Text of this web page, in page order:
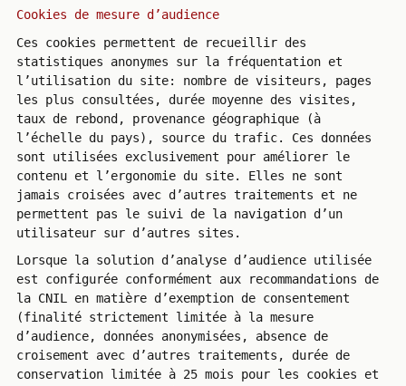
Cookies de mesure d’audience
Ces cookies permettent de recueillir des
statistiques anonymes sur la fréquentation et
l’utilisation du site: nombre de visiteurs, pages
les plus consultées, durée moyenne des visites,
taux de rebond, provenance géographique (à
l’échelle du pays), source du trafic. Ces données
sont utilisées exclusivement pour améliorer le
contenu et l’ergonomie du site. Elles ne sont
jamais croisées avec d’autres traitements et ne
permettent pas le suivi de la navigation d’un
utilisateur sur d’autres sites.
Lorsque la solution d’analyse d’audience utilisée
est configurée conformément aux recommandations de
la CNIL en matière d’exemption de consentement
(finalité strictement limitée à la mesure
d’audience, données anonymisées, absence de
croisement avec d’autres traitements, durée de
conservation limitée à 25 mois pour les cookies et